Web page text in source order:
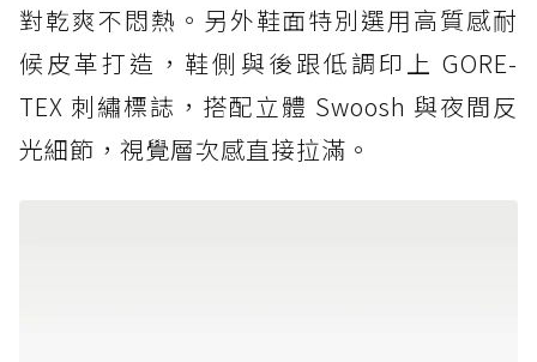
對乾爽不悶熱。另外鞋面特別選用高質感耐
候皮革打造，鞋側與後跟低調印上 GORE-
TEX 刺繡標誌，搭配立體 Swoosh 與夜間反
光細節，視覺層次感直接拉滿。